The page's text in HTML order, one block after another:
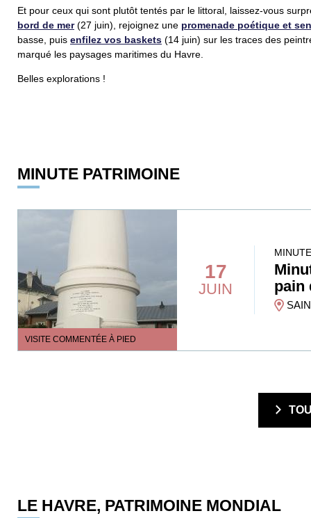
Et pour ceux qui sont plutôt tentés par le littoral, laissez-vous
bord de mer (27 juin), rejoignez une promenade poétique et
basse, puis enfilez vos baskets (14 juin) sur les traces des
marqué les paysages maritimes du Havre.
Belles explorations !
MINUTE PATRIMOINE
VISITE COMMENTÉE À PIED
17
JUIN
pain
LE HAVRE, PATRIMOINE MONDIAL